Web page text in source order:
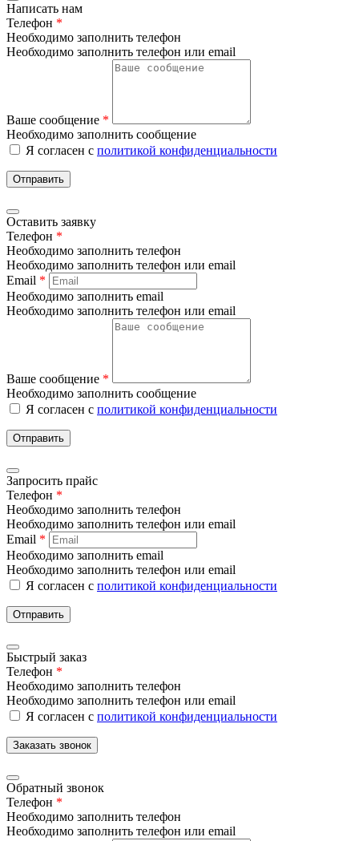
Написать нам
Телефон *
Необходимо заполнить телефон
Необходимо заполнить телефон или email
Ваше сообщение *
Необходимо заполнить сообщение
Я согласен с политикой конфиденциальности
Отправить
Оставить заявку
Телефон *
Необходимо заполнить телефон
Необходимо заполнить телефон или email
Email *
Необходимо заполнить email
Необходимо заполнить телефон или email
Ваше сообщение *
Необходимо заполнить сообщение
Я согласен с политикой конфиденциальности
Отправить
Запросить прайс
Телефон *
Необходимо заполнить телефон
Необходимо заполнить телефон или email
Email *
Необходимо заполнить email
Необходимо заполнить телефон или email
Я согласен с политикой конфиденциальности
Отправить
Быстрый заказ
Телефон *
Необходимо заполнить телефон
Необходимо заполнить телефон или email
Я согласен с политикой конфиденциальности
Заказать звонок
Обратный звонок
Телефон *
Необходимо заполнить телефон
Необходимо заполнить телефон или email